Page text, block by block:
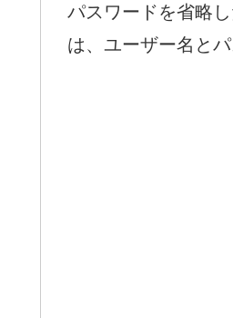
パスワードを省略
は、ユーザー名と